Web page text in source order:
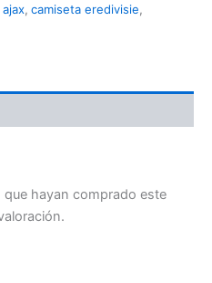
, camiseta eredivisie,
hayan comprado este